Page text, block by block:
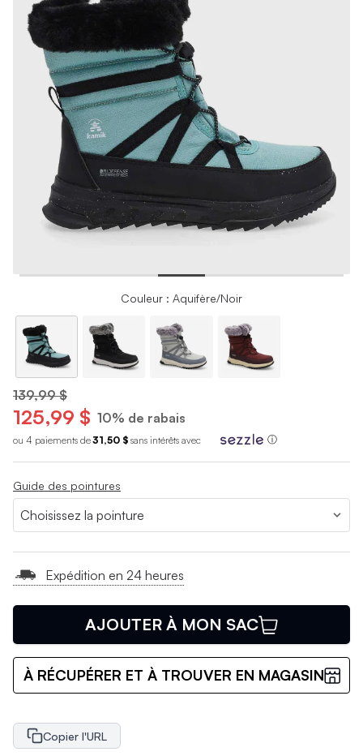
Couleur : Aquifère/Noir
139,99 $
125,99 $ 10% de rabais
ou 4 paiements de31,50 $ sans intérêts avec ⓘ
Guide des pointures
Expédition en 24 heures
AJOUTER À MON SAC
À RÉCUPÉRER ET À TROUVER EN MAGASIN
Copier l'URL